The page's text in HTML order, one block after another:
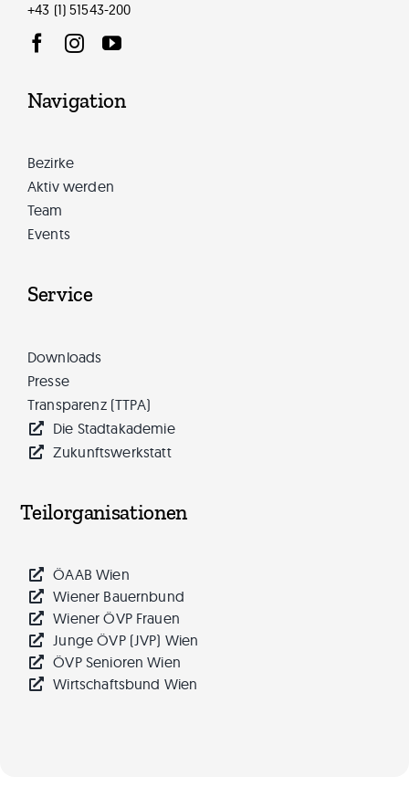
+43 (1) 51543-200
Navigation
Bezirke
Aktiv werden
Team
Events
Service
Downloads
Presse
Transparenz (TTPA)
Die Stadtakademie
Zukunftswerkstatt
Teilorganisationen
ÖAAB Wien
Wiener Bauernbund
Wiener ÖVP Frauen
Junge ÖVP (JVP) Wien
ÖVP Senioren Wien
Wirtschaftsbund Wien